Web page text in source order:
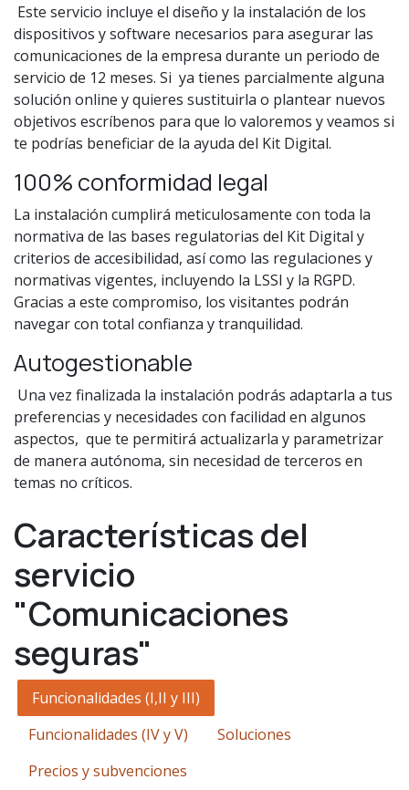
Este servicio incluye el diseño y la instalación de los
dispositivos y software necesarios para asegurar las
comunicaciones de la empresa durante un periodo de
servicio de 12 meses. Si ya tienes parcialmente alguna
solución online y quieres sustituirla o plantear nuevos
objetivos escríbenos para que lo valoremos y veamos si
te podrías beneficiar de la ayuda del Kit Digital.
100% conformidad legal
La instalación cumplirá meticulosamente con toda la
normativa de las bases regulatorias del Kit Digital y
criterios de accesibilidad, así como las regulaciones y
normativas vigentes, incluyendo la LSSI y la RGPD.
Gracias a este compromiso, los visitantes podrán
navegar con total confianza y tranquilidad.
Autogestionable
Una vez finalizada la instalación podrás adaptarla a tus
preferencias y necesidades con facilidad en algunos
aspectos, que te permitirá actualizarla y parametrizar
de manera autónoma, sin necesidad de terceros en
temas no críticos.
Características del
servicio
"Comunicaciones
seguras"
Funcionalidades (I,II y III)
Funcionalidades (IV y V)
Soluciones
Precios y subvenciones